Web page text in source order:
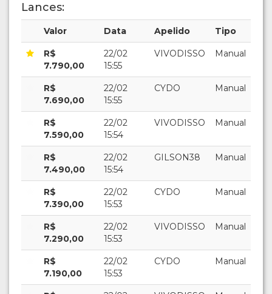
Lances:
Valor Data Apelido Tipo
R$
7.790,00
22/02
15:55
VIVODISSO Manual
R$
7.690,00
22/02
15:55
CYDO Manual
R$
7.590,00
22/02
15:54
VIVODISSO Manual
R$
7.490,00
22/02
15:54
GILSON38 Manual
R$
7.390,00
22/02
15:53
CYDO Manual
R$
7.290,00
22/02
15:53
VIVODISSO Manual
R$
7.190,00
22/02
15:53
CYDO Manual